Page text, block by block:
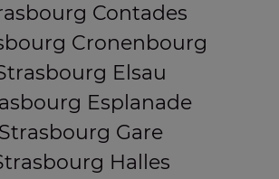
Contades
Cronenbourg
Elsau
Esplanade
Strasbourg Gare
Halles